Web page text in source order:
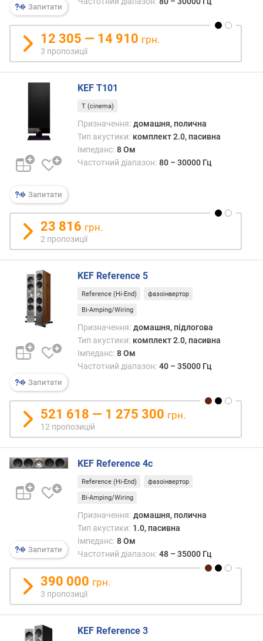
к
і
л
с
т
ь
с
у
г
ф
р
о
т
(
В
т
а
л
)
т
и
л
(
т
/
а
л
т
Запитати
12 305 — 14 910 грн.
3 пропозиції
Запитати
KEF T101
T (cinema)
Призначення: домашня, полична
Тип акустики: комплект 2.0, пасивна
Імпеданс: 8 Ом
Частотний діапазон: 80 – 30000 Гц
23 816 грн.
2 пропозиції
Запитати
KEF Reference 5
Reference (Hi-End) фазоінвертор
Bi-Amping/Wiring
Призначення: домашня, підлогова
Тип акустики: комплект 2.0, пасивна
Імпеданс: 8 Ом
Частотний діапазон: 40 – 35000 Гц
521 618 — 1 275 300 грн.
12 пропозицій
Запитати
KEF Reference 4c
Reference (Hi-End) фазоінвертор
Bi-Amping/Wiring
Призначення: домашня, полична
Тип акустики: 1.0, пасивна
Імпеданс: 8 Ом
Частотний діапазон: 48 – 35000 Гц
390 000 грн.
3 пропозиції
KEF Reference 3